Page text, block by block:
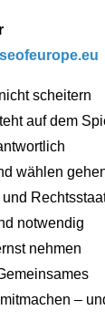
scheitern
auf dem
wählen
notwendig
nehmen
–